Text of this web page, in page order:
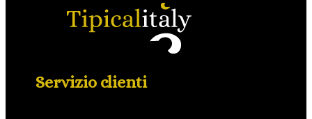
Servizio clienti